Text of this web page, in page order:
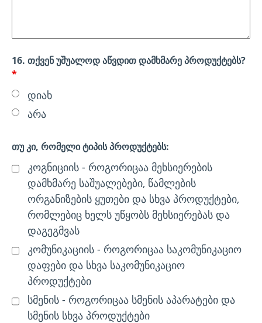
16. თქვენ უშუალოდ აწვდით დამხმარე პროდუქტებს?
*
დიახ
არა
თუ კი, რომელი ტიპის პროდუქტებს:
კოგნიციის - როგორიცაა მეხსიერების
დამხმარე საშუალებები, წამლების
ორგანიზების ყუთები და სხვა პროდუქტები,
რომლებიც ხელს უწყობს მეხსიერებას და
დაგეგმვას
კომუნიკაციის - როგორიცაა საკომუნიკაციო
დაფები და სხვა საკომუნიკაციო
პროდუქტები
სმენის - როგორიცაა სმენის აპარატები და
სმენის სხვა პროდუქტები